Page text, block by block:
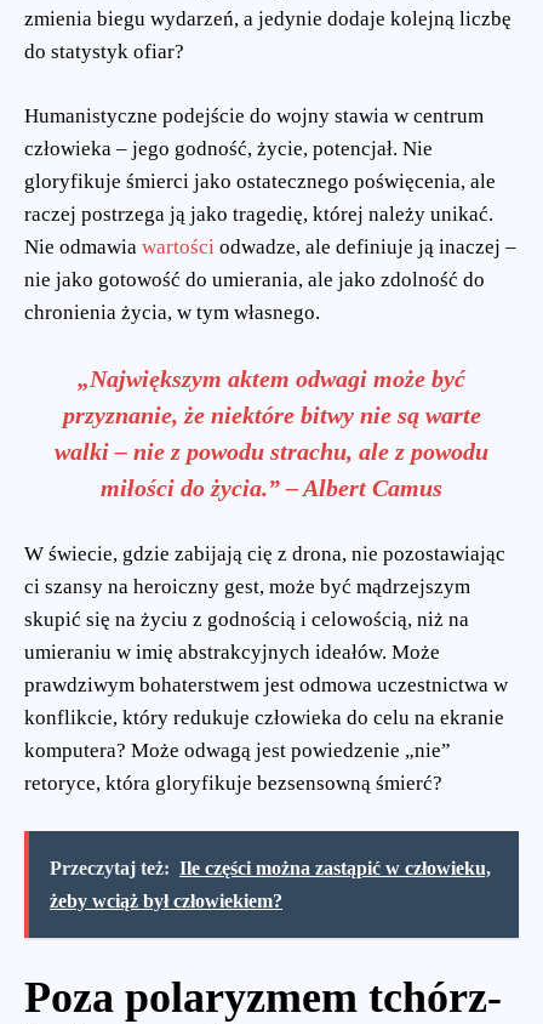
zmienia biegu wydarzeń, a jedynie dodaje kolejną liczbę
do statystyk ofiar?
Humanistyczne podejście do wojny stawia w centrum
człowieka – jego godność, życie, potencjał. Nie
gloryfikuje śmierci jako ostatecznego poświęcenia, ale
raczej postrzega ją jako tragedię, której należy unikać.
Nie odmawia wartości odwadze, ale definiuje ją inaczej –
nie jako gotowość do umierania, ale jako zdolność do
chronienia życia, w tym własnego.
„Największym aktem odwagi może być
przyznanie, że niektóre bitwy nie są warte
walki – nie z powodu strachu, ale z powodu
miłości do życia.” – Albert Camus
W świecie, gdzie zabijają cię z drona, nie pozostawiając
ci szansy na heroiczny gest, może być mądrzejszym
skupić się na życiu z godnością i celowością, niż na
umieraniu w imię abstrakcyjnych ideałów. Może
prawdziwym bohaterstwem jest odmowa uczestnictwa w
konflikcie, który redukuje człowieka do celu na ekranie
komputera? Może odwagą jest powiedzenie „nie”
retoryce, która gloryfikuje bezsensowną śmierć?
Przeczytaj też: Ile części można zastąpić w człowieku,
żeby wciąż był człowiekiem?
Poza polaryzmem tchórz-